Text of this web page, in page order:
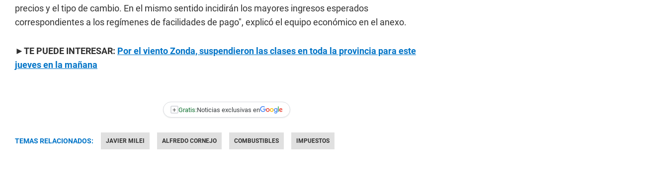
precios y el tipo de cambio. En el mismo sentido incidirán los mayores ingresos esperados
correspondientes a los regímenes de facilidades de pago", explicó el equipo económico en el anexo.
►TE PUEDE INTERESAR: Por el viento Zonda, suspendieron las clases en toda la provincia para este
jueves en la mañana
+ Gratis:Noticias exclusivas en
TEMAS RELACIONADOS: JAVIER MILEI ALFREDO CORNEJO COMBUSTIBLES IMPUESTOS